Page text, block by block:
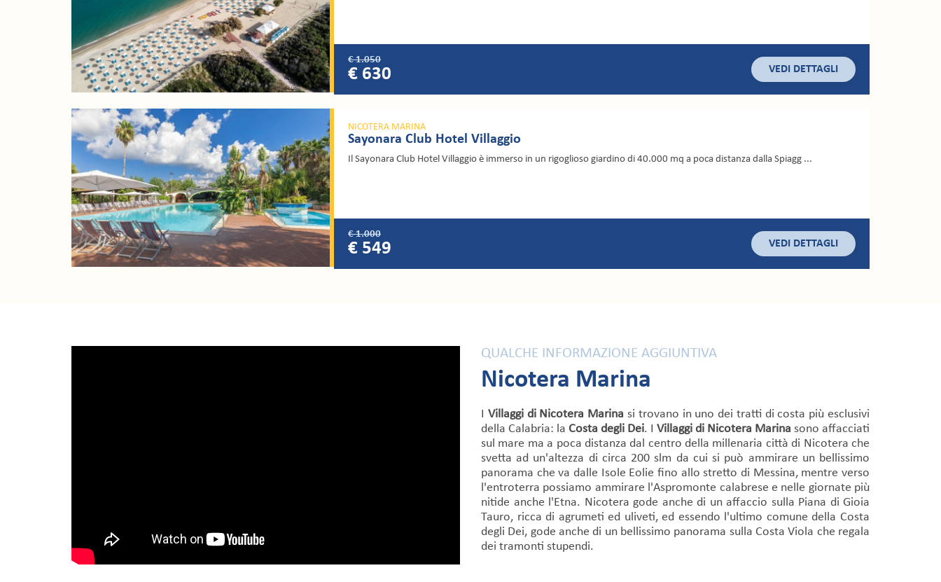
€ 1.050
€ 630 VEDI DETTAGLI
NICOTERA MARINA
Sayonara Club Hotel Villaggio
Il Sayonara Club Hotel Villaggio è immerso in un rigoglioso giardino di 40.000 mq a poca distanza dalla Spiagg ...
€ 1.000
€ 549 VEDI DETTAGLI
QUALCHE INFORMAZIONE AGGIUNTIVA
Nicotera Marina
I Villaggi di Nicotera Marina si trovano in uno dei tratti di costa più esclusivi
della Calabria: la Costa degli Dei. I Villaggi di Nicotera Marina sono affacciati
sul mare ma a poca distanza dal centro della millenaria città di Nicotera che
svetta ad un'altezza di circa 200 slm da cui si può ammirare un bellissimo
panorama che va dalle Isole Eolie fino allo stretto di Messina, mentre verso
l'entroterra possiamo ammirare l'Aspromonte calabrese e nelle giornate più
nitide anche l'Etna. Nicotera gode anche di un affaccio sulla Piana di Gioia
Tauro, ricca di agrumeti ed uliveti, ed essendo l'ultimo comune della Costa
degli Dei, gode anche di un bellissimo panorama sulla Costa Viola che regala
dei tramonti stupendi.